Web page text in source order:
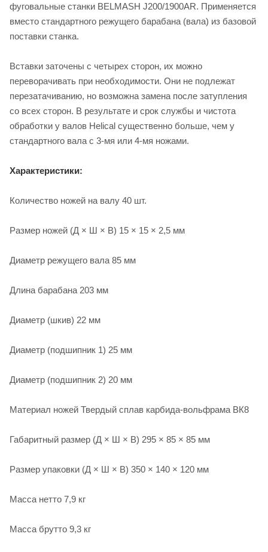
фуговальные станки BELMASH J200/1900AR. Применяется
вместо стандартного режущего барабана (вала) из базовой
поставки станка.
Вставки заточены с четырех сторон, их можно
переворачивать при необходимости. Они не подлежат
перезатачиванию, но возможна замена после затупления
со всех сторон. В результате и срок службы и чистота
обработки у валов Helical существенно больше, чем у
стандартного вала с 3-мя или 4-мя ножами.
Характеристики:
Количество ножей на валу 40 шт.
Размер ножей (Д × Ш × В) 15 × 15 × 2,5 мм
Диаметр режущего вала 85 мм
Длина барабана 203 мм
Диаметр (шкив) 22 мм
Диаметр (подшипник 1) 25 мм
Диаметр (подшипник 2) 20 мм
Материал ножей Твердый сплав карбида-вольфрама ВК8
Габаритный размер (Д × Ш × В) 295 × 85 × 85 мм
Размер упаковки (Д × Ш × В) 350 × 140 × 120 мм
Масса нетто 7,9 кг
Масса брутто 9,3 кг